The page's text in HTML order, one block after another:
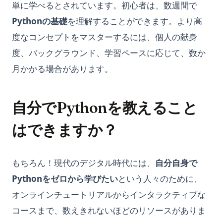
単に学べるとされています。初心者は、数週間で
Pythonの基礎を理解することができます。より高
度なコンセプトをマスターするには、個人の献身
度、バックグラウンド、学習ペースに応じて、数か
月かかる場合があります。
自分でPythonを教えること
はできますか？
もちろん！現代のデジタル時代には、 自分自身で
Pythonをゼロから学びたいという人々のために、
オンラインチュートリアルからインタラクティブな
コースまで、数えきれないほどのリソースがありま